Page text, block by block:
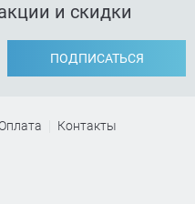
и скидки
ПОДПИСАТЬСЯ
Контакты